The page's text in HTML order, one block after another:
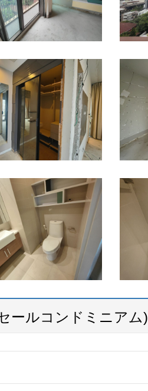
ールコンドミニアム)